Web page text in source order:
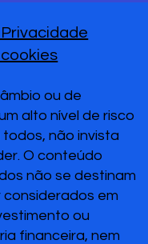
ou de
alto nível de risco
não invista
O conteúdo
não se destinam
considerados em
ou
financeira, nem